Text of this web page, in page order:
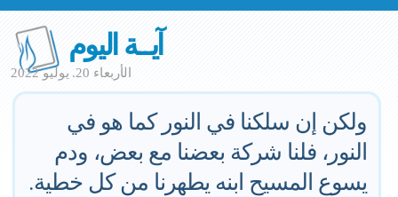
آيــة اليوم
الأربعاء 20. يوليو 2022
ولكن إن سلكنا في النور كما هو في
النور، فلنا شركة بعضنا مع بعض، ودم
يسوع المسيح ابنه يطهرنا من كل خطية.